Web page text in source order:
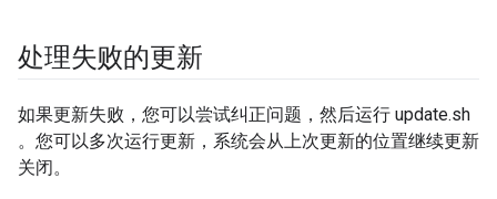
处理失败的更新
如果更新失败，您可以尝试纠正问题，然后运行 update.sh
。您可以多次运行更新，系统会从上次更新的位置继续更新
关闭。